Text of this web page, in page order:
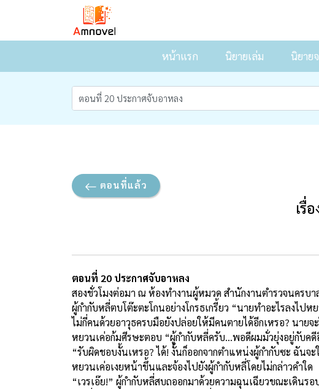
หน้าแรก นิยายเล่ม นิยาย
ตอนที่แล้ว
เรื่
ตอนที่ 20 ประกาศจับอาหลง
สองชั่วโมงต่อมา ณ ห้องทำงานผู้หมวด สำนักงานตำรวจนคร
ผู้กำกับหลี่ตบโต๊ะตะโกนอย่างโกรธเกรี้ยว “นายทำอะไรลงไ
ไม่กี่คนด้วยอาวุธครบมือยังปล่อยให้มีคนตายได้อีกเหรอ? นาย
หยวนเค่อก้มศีรษะตอบ “ผู้กำกับหลี่ครับ...พอดีผมมั่วยุ่งอยู่กับค
“รับผิดชอบงั้นเหรอ? ได้! งั้นก็ออกจากตำแหน่งผู้กำกับซะ ฉัน
หยวนเค่อเงยหน้าขึ้นและจ้องไปยังผู้กำกับหลี่โดยไม่กล่าวคำใด
“เวรเอ๊ย!” ผู้กำกับหลี่สบถออกมาด้วยความฉุนเฉียวขณะเดิน